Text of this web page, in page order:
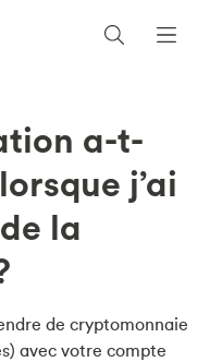
a-t-
j’ai
la
de cryptomonnaie
avec votre compte